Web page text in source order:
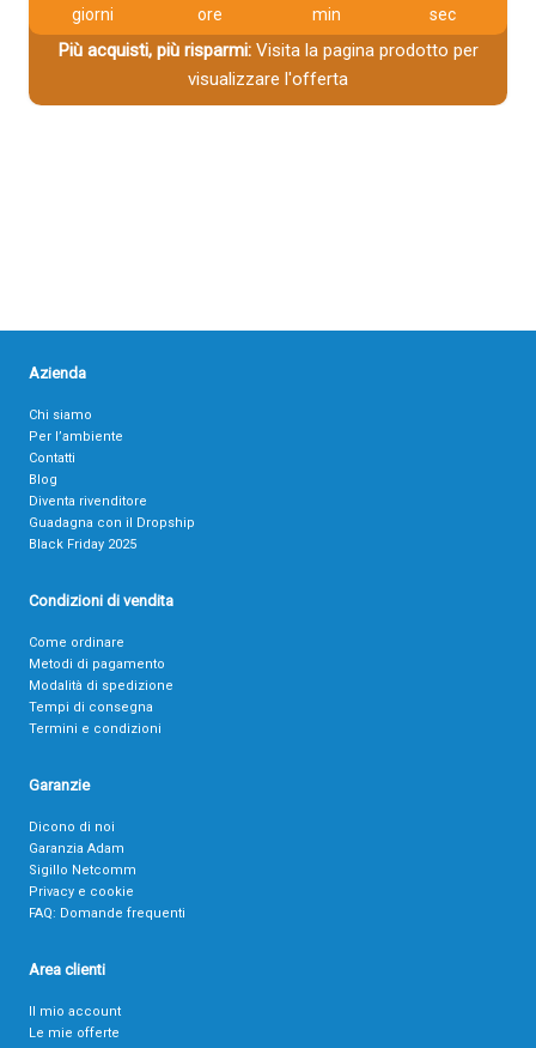
giorni ore min sec
Più acquisti, più risparmi:Visita la pagina prodotto per
visualizzare l'offerta
Azienda
Chi siamo
Per l’ambiente
Contatti
Blog
Diventa rivenditore
Guadagna con il Dropship
Black Friday 2025
Condizioni di vendita
Come ordinare
Metodi di pagamento
Modalità di spedizione
Tempi di consegna
Termini e condizioni
Garanzie
Dicono di noi
Garanzia Adam
Sigillo Netcomm
Privacy e cookie
FAQ: Domande frequenti
Area clienti
Il mio account
Le mie offerte